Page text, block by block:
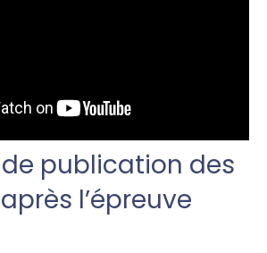
publication des
l’épreuve